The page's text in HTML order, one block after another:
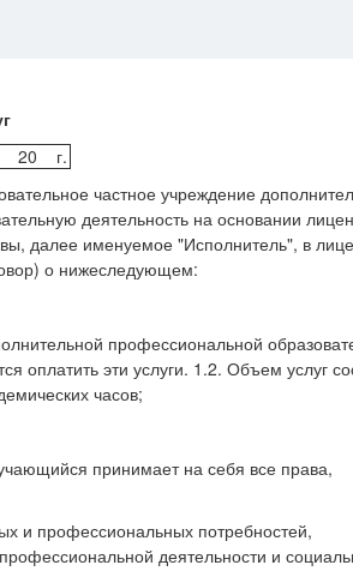
г.
частное учреждение
деятельность на основании
далее именуемое "Исполнитель", в
о нижеследующем:
профессиональной
эти услуги. 1.2. Объем услуг
часов;
принимает на себя все права,
и профессиональных потребностей,
деятельности и